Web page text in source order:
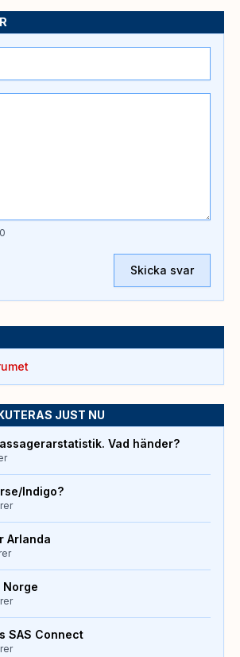
Skicka svar
JUST NU
Vad händer?
Indigo?
Arlanda
Norge
SAS Connect